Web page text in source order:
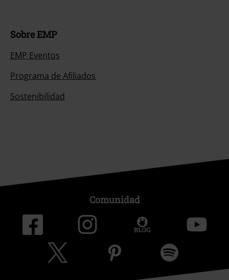
Sobre EMP
EMP Eventos
Programa de Afiliados
Sostenibilidad
Comunidad